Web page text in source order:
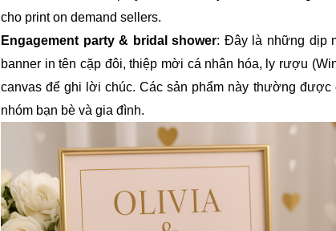
cho print on demand sellers.
Engagement party & bridal shower: Đây là những dịp
banner in tên cặp đôi, thiệp mời cá nhân hóa, ly rượu
canvas để ghi lời chúc. Các sản phẩm này thường
nhóm bạn bè và gia đình.